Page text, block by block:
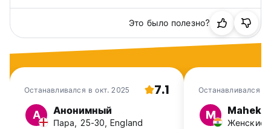
Это было полезно?
Останавливался в окт. 2025 7.1
А Анонимный
Пара, 25-30, England
Останавливался в
M Mahek